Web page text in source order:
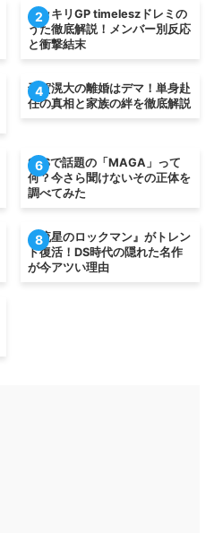
2
ドッキリGP timeleszドレミの
うた徹底解説！メンバー別反応
と衝撃結末
4
千賀滉大の離婚はデマ！単身赴
任の真相と家族の絆を徹底解説
6
SNSで話題の「MAGA」って
何？今さら聞けないその正体を
調べてみた
8
『流星のロックマン』がトレン
ド復活！DS時代の隠れた名作
が今アツい理由